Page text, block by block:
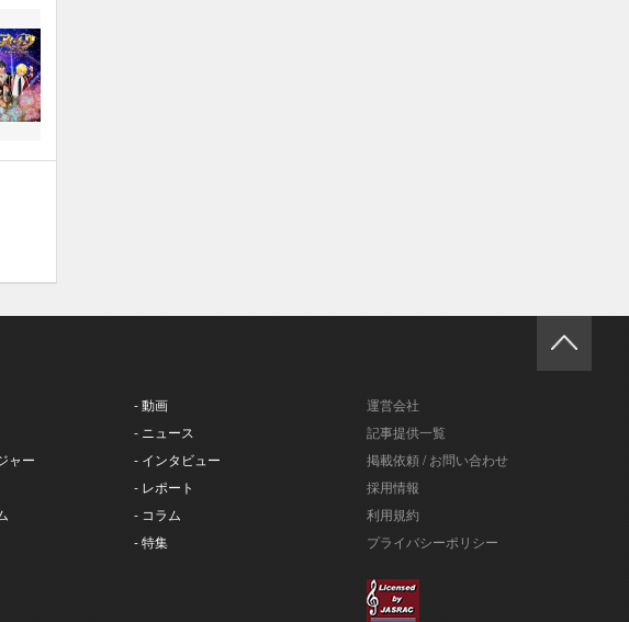
ャー
- 動画
- ニュース
- インタビュー
- レポート
- コラム
- 特集
運営会社
記事提供一覧
掲載依頼 / お問い合わせ
採用情報
利用規約
プライバシーポリシー